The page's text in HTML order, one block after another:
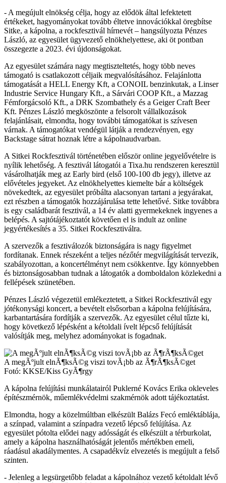
- A megújult elnökség célja, hogy az elődök által lefektetett
értékeket, hagyományokat tovább éltetve innovációkkal öregbítse
Sitke, a kápolna, a rockfesztivál hírnevét – hangsúlyozta Pénzes
László, az egyesület ügyvezető elnökhelyettese, aki öt pontban
összegezte a 2023. évi újdonságokat.
Az egyesület számára nagy megtiszteltetés, hogy több neves
támogató is csatlakozott céljaik megvalósításához. Felajánlotta
támogatását a HELL Energy Kft, a CONOIL benzinkutak, a Linser
Industrie Service Hungary Kft., a Sárvári COOP Kft., a Mazzag
Fémforgácsoló Kft., a DRK Szombathely és a Geiger Craft Beer
Kft. Pénzes László megköszönte a felsorolt vállalkozások
felajánlásait, elmondta, hogy további támogatókat is szívesen
várnak. A támogatókat vendégül látják a rendezvényen, egy
Backstage sátrat hoznak létre a kápolnaudvarban.
A Sitkei Rockfesztivál történetében először online jegyelővételre is
nyílik lehetőség. A fesztivál látogatói a Tixa.hu rendszeren keresztül
vásárolhatják meg az Early bird (első 100-100 db jegy), illetve az
elővételes jegyeket. Az elnökhelyettes kiemelte bár a költségek
növekedtek, az egyesület próbálta alacsonyan tartani a jegyárakat,
ezt részben a támogatók hozzájárulása tette lehetővé. Sitke továbbra
is egy családbarát fesztivál, a 14 év alatti gyermekeknek ingyenes a
belépés. A sajtótájékoztatót követően el is indult az online
jegyértékesítés a 35. Sitkei Rockfesztiválra.
A szervezők a fesztiválozók biztonságára is nagy figyelmet
fordítanak. Ennek részeként a teljes nézőtér megvilágítását tervezik,
szabályozottan, a koncertélményt nem csökkentve. Így könnyebben
és biztonságosabban tudnak a látogatók a domboldalon közlekedni a
fellépések szünetében.
Pénzes László végezetül emlékeztetett, a Sitkei Rockfesztivál egy
jótékonysági koncert, a bevételt elsősorban a kápolna felújítására,
karbantartására fordítják a szervezők. Az egyesület célul tűzte ki,
hogy következő lépésként a kétoldali ívelt lépcső felújítását
valósítják meg, melyhez adományokat is fogadnak.
A megÃºjult elnÃ¶ksÃ©g viszi tovÃ¡bb az Ã¶rÃ¶ksÃ©get
Fotó: KKSE/Kiss GyÃ¶rgy
A kápolna felújítási munkálatairól Puklerné Kovács Erika okleveles
építészmérnök, műemlékvédelmi szakmérnök adott tájékoztatást.
Elmondta, hogy a közelmúltban elkészült Balázs Fecó emléktáblája,
a színpad, valamint a színpadra vezető lépcső felújítása. Az
egyesület pótolta elődei nagy adósságát és elkészült a térburkolat,
amely a kápolna használhatóságát jelentős mértékben emeli,
ráadásul akadálymentes. A csapadékvíz elvezetés is megújult a felső
szinten.
- Jelenleg a legsürgetőbb feladat a kápolnához vezető kétoldalt lévő